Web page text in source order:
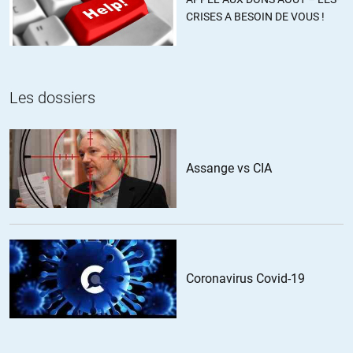
venez nombreux les amis !
ALERTER
Ce qui est fatiguant quand on aborde ces questions la avec les gens,
c’est la difficulté a ne pas laisser le ton monter. Devant tant
d’hypocrisie, de doubles standards, de danger enfin, de réel danger
de guerre, on ne peut pas rester calme.
Et on a vite fait de devenir pour l’excité de service.
ALERTER
dupontg//01.08.2014 à 07h06
CRISES A BESOIN DE VOUS !
Les dossiers
Assange vs CIA
Coronavirus Covid-19